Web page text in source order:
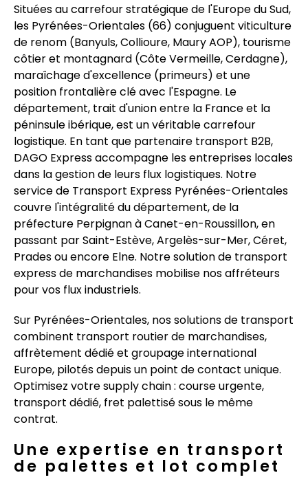
Situées au carrefour stratégique de l'Europe du Sud,
les Pyrénées-Orientales (66) conjuguent viticulture
de renom (Banyuls, Collioure, Maury AOP), tourisme
côtier et montagnard (Côte Vermeille, Cerdagne),
maraîchage d'excellence (primeurs) et une
position frontalière clé avec l'Espagne. Le
département, trait d'union entre la France et la
péninsule ibérique, est un véritable carrefour
logistique. En tant que partenaire transport B2B,
DAGO Express accompagne les entreprises locales
dans la gestion de leurs flux logistiques. Notre
service de Transport Express Pyrénées-Orientales
couvre l'intégralité du département, de la
préfecture Perpignan à Canet-en-Roussillon, en
passant par Saint-Estève, Argelès-sur-Mer, Céret,
Prades ou encore Elne. Notre solution de transport
express de marchandises mobilise nos affréteurs
pour vos flux industriels.
Sur Pyrénées-Orientales, nos solutions de transport
combinent transport routier de marchandises,
affrètement dédié et groupage international
Europe, pilotés depuis un point de contact unique.
Optimisez votre supply chain : course urgente,
transport dédié, fret palettisé sous le même
contrat.
Une expertise en transport
de palettes et lot complet